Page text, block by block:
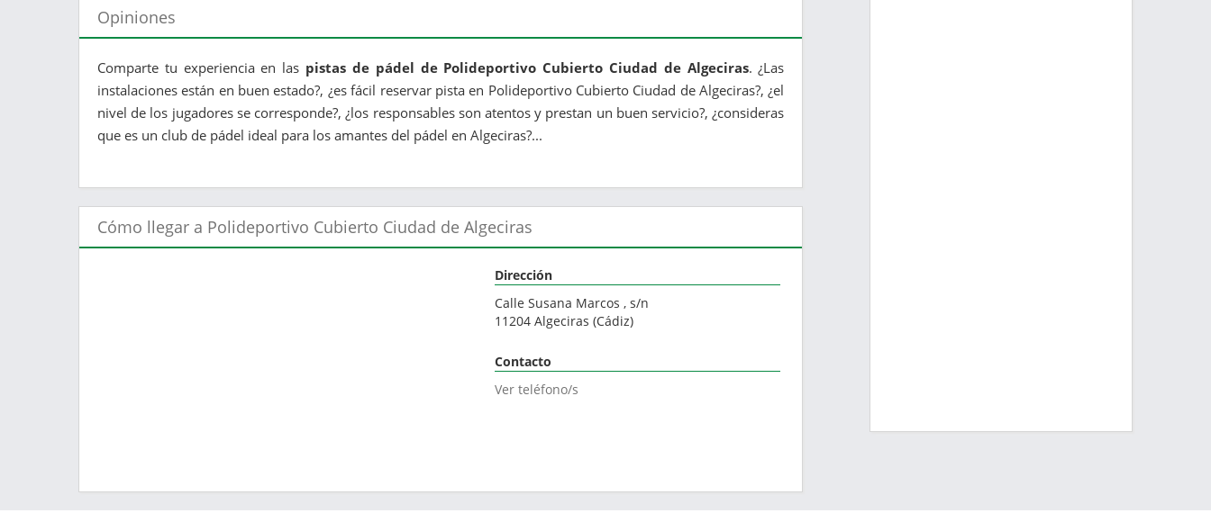
Opiniones
Comparte tu experiencia en las pistas de pádel de Polideportivo Cubierto Ciudad de Algeciras. ¿Las
instalaciones están en buen estado?, ¿es fácil reservar pista en Polideportivo Cubierto Ciudad de Algeciras?, ¿el
nivel de los jugadores se corresponde?, ¿los responsables son atentos y prestan un buen servicio?, ¿consideras
que es un club de pádel ideal para los amantes del pádel en Algeciras?...
Cómo llegar a Polideportivo Cubierto Ciudad de Algeciras
Dirección
Calle Susana Marcos , s/n
11204 Algeciras (Cádiz)
Contacto
Ver teléfono/s